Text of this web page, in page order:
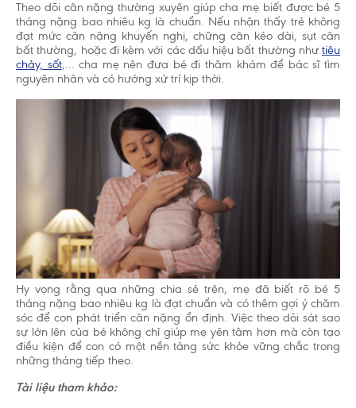
Theo dõi cân nặng thường xuyên giúp cha mẹ biết được bé 5
tháng nặng bao nhiêu kg là chuẩn. Nếu nhận thấy trẻ không
đạt mức cân nặng khuyến nghị, chững cân kéo dài, sụt cân
bất thường, hoặc đi kèm với các dấu hiệu bất thường như tiêu
chảy, sốt,... cha mẹ nên đưa bé đi thăm khám để bác sĩ tìm
nguyên nhân và có hướng xử trí kịp thời.
Hy vọng rằng qua những chia sẻ trên, mẹ đã biết rõ bé 5
tháng nặng bao nhiêu kg là đạt chuẩn và có thêm gợi ý chăm
sóc để con phát triển cân nặng ổn định. Việc theo dõi sát sao
sự lớn lên của bé không chỉ giúp mẹ yên tâm hơn mà còn tạo
điều kiện để con có một nền tảng sức khỏe vững chắc trong
những tháng tiếp theo.
Tài liệu tham khảo: